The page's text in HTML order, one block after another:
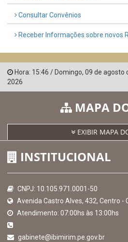
Consultar Convênios
Receber Informações sobre novos
Hora: 15:46 / Domingo, 09 de agosto
2026
MAPA
EXIBIR MAPA
INSTITUCIONAL
CNPJ: 10.105.971.0001-50
Avenida Castro Alves, 432, Centro -
Atendimento: 07:00hs às 13:00hs
gabinete@ibimirim.pe.gov.br